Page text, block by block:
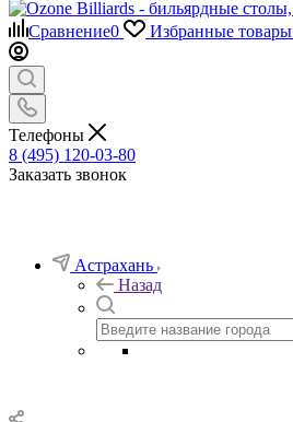
Сравнение0 Избранные товары
Телефоны
8 (495) 120-03-80
Заказать звонок
Астрахань
Назад